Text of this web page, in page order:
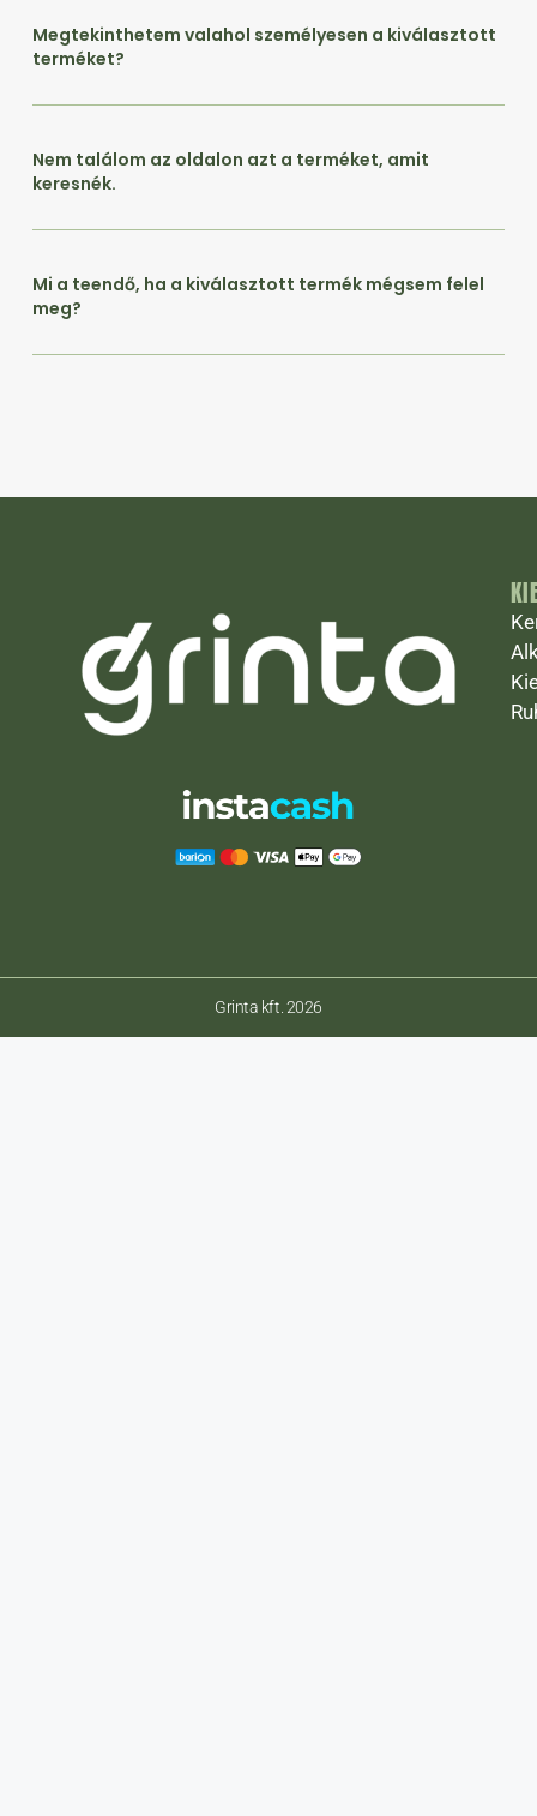
Megtekinthetem valahol személyesen a kiválasztott
terméket?
Nem találom az oldalon azt a terméket, amit
keresnék.
Mi a teendő, ha a kiválasztott termék mégsem felel
meg?
Grinta kft. 2026